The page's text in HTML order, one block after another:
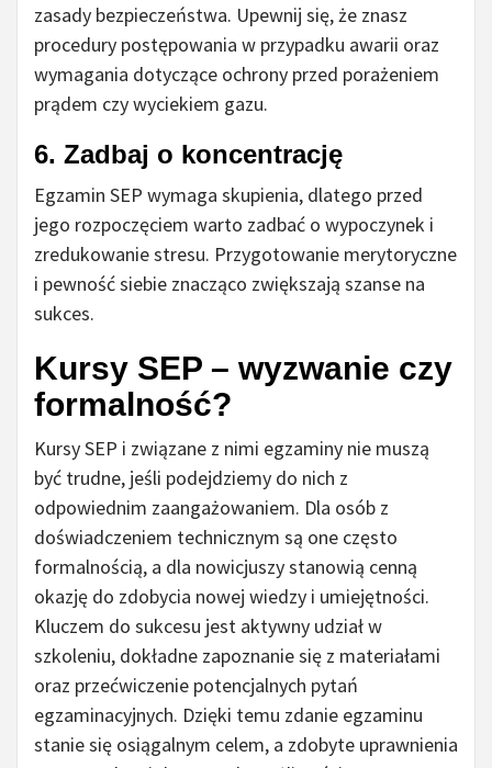
zasady bezpieczeństwa. Upewnij się, że znasz
procedury postępowania w przypadku awarii oraz
wymagania dotyczące ochrony przed porażeniem
prądem czy wyciekiem gazu.
6. Zadbaj o koncentrację
Egzamin SEP wymaga skupienia, dlatego przed
jego rozpoczęciem warto zadbać o wypoczynek i
zredukowanie stresu. Przygotowanie merytoryczne
i pewność siebie znacząco zwiększają szanse na
sukces.
Kursy SEP – wyzwanie czy
formalność?
Kursy SEP i związane z nimi egzaminy nie muszą
być trudne, jeśli podejdziemy do nich z
odpowiednim zaangażowaniem. Dla osób z
doświadczeniem technicznym są one często
formalnością, a dla nowicjuszy stanowią cenną
okazję do zdobycia nowej wiedzy i umiejętności.
Kluczem do sukcesu jest aktywny udział w
szkoleniu, dokładne zapoznanie się z materiałami
oraz przećwiczenie potencjalnych pytań
egzaminacyjnych. Dzięki temu zdanie egzaminu
stanie się osiągalnym celem, a zdobyte uprawnienia